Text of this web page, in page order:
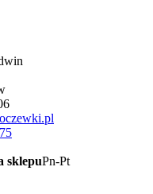
sklepuPn-Pt